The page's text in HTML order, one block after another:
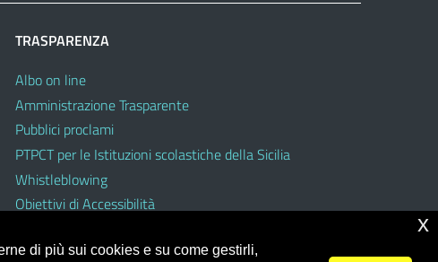
TRASPARENZA
Albo on line
Amministrazione Trasparente
Pubblici proclami
PTPCT per le Istituzioni scolastiche della Sicilia
Whistleblowing
Obiettivi di Accessibilità
di più sui cookies e su come gestirli,
x